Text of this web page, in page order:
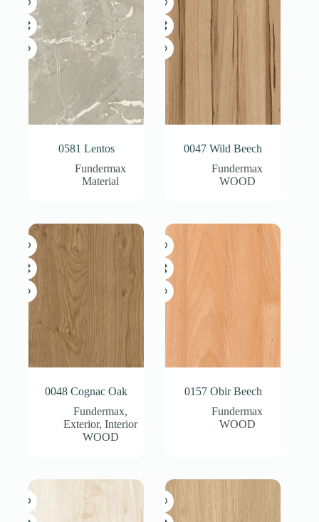
0581 Lentos
Fundermax
Material
0047 Wild Beech
Fundermax
WOOD
0048 Cognac Oak
Fundermax,
Exterior,Interior
WOOD
0157 Obir Beech
Fundermax
WOOD